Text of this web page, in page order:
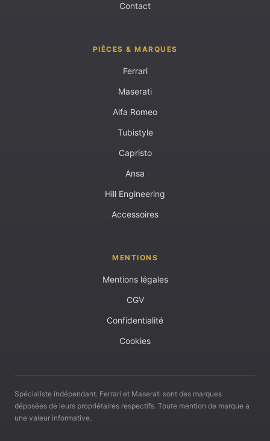
Contact
PIÈCES & MARQUES
Ferrari
Maserati
Alfa Romeo
Tubistyle
Capristo
Ansa
Hill Engineering
Accessoires
MENTIONS
Mentions légales
CGV
Confidentialité
Cookies
Spécialiste indépendant. Ferrari et Maserati sont des marques
déposées de leurs propriétaires respectifs. Toute mention de marque a
une valeur informative.